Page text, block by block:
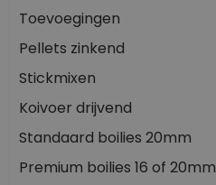
Toevoegingen
Pellets zinkend
Stickmixen
Koivoer drijvend
Standaard boilies 20mm
Premium boilies 16 of 20mm